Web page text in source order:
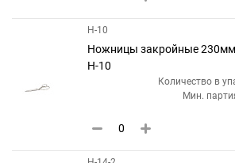
Н-10
Ножницы закройные
Н-10
Количество в
Мин.